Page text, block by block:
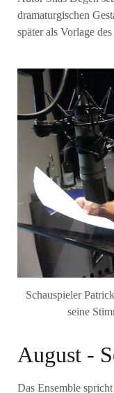
dramaturgischen
später als Vorlage
Schauspieler
seine
August -
Das Ensemble